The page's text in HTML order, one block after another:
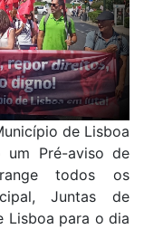
de Lisboa
um Pré-aviso de
todos os
Juntas de
Lisboa para o dia